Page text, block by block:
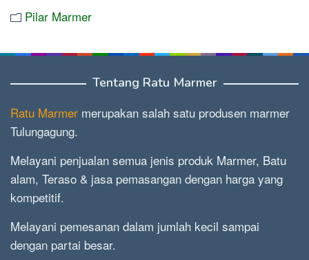
Pilar Marmer
Tentang Ratu Marmer
Ratu Marmer merupakan salah satu produsen marmer
Tulungagung.
Melayani penjualan semua jenis produk Marmer, Batu
alam, Teraso & jasa pemasangan dengan harga yang
kompetitif.
Melayani pemesanan dalam jumlah kecil sampai
dengan partai besar.